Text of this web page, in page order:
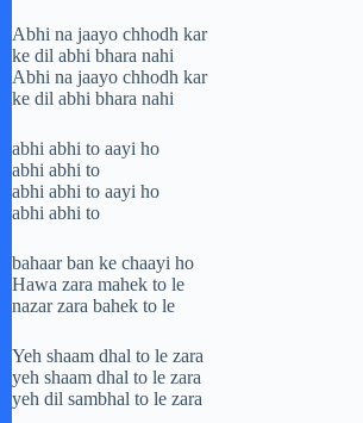
Abhi na jaayo chhodh kar
ke dil abhi bhara nahi
Abhi na jaayo chhodh kar
ke dil abhi bhara nahi
abhi abhi to aayi ho
abhi abhi to
abhi abhi to aayi ho
abhi abhi to
bahaar ban ke chaayi ho
Hawa zara mahek to le
nazar zara bahek to le
Yeh shaam dhal to le zara
yeh shaam dhal to le zara
yeh dil sambhal to le zara